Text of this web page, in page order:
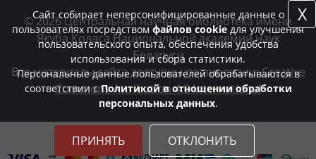
© 2026 Центральная научная библиотека имени
Якуба Коласа Национальной академии наук
Беларуси
Все материалы сайта доступны по лицензии:Creative
Commons Attribution 4.0 International
Сайт собирает неперсонифицированные данные о
пользователях посредствомфайлов cookieдля улучшения
пользовательского опыта, обеспечения удобства
использования и сбора статистики.
Персональные данные пользователей обрабатываются в
соответствии сПолитикой в отношении обработки
персональных данных.
ПРИНЯТЬ ОТКЛОНИТЬ
X